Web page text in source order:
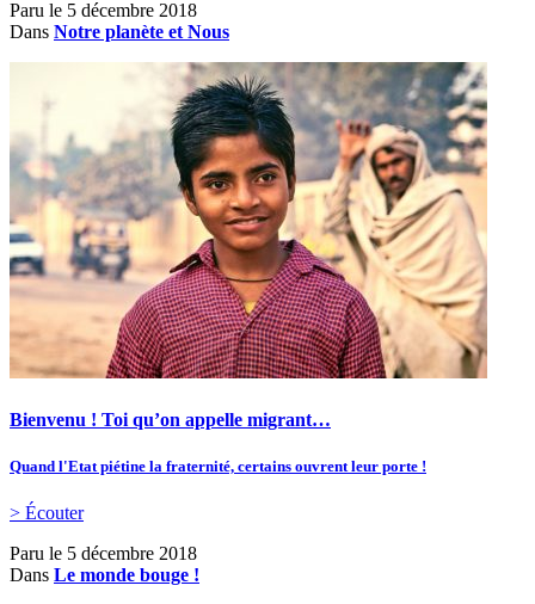
Paru le 5 décembre 2018
Dans Notre planète et Nous
Bienvenu ! Toi qu’on appelle migrant…
Quand l'Etat piétine la fraternité, certains ouvrent leur porte !
> Écouter
Paru le 5 décembre 2018
Dans Le monde bouge !